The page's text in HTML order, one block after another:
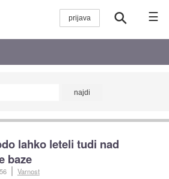
☰
lahko leteli tudi nad
baze
Varnost